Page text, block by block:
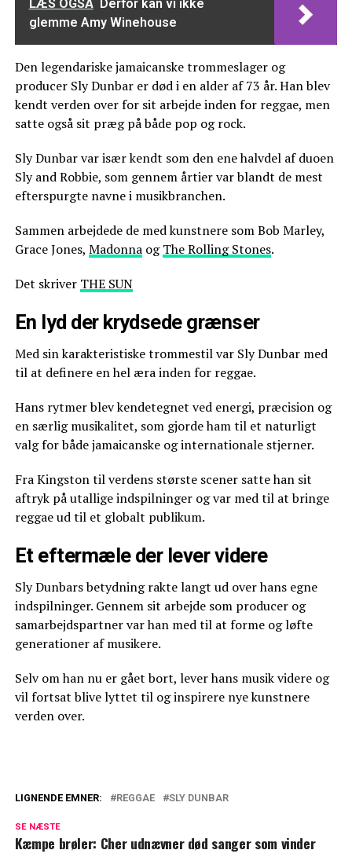
LÆS OGSÅ Derfor kan vi ikke
glemme Amy Winehouse
Den legendariske jamaicanske trommeslager og
producer Sly Dunbar er død i en alder af 73 år. Han blev
kendt verden over for sit arbejde inden for reggae, men
satte også sit præg på både pop og rock.
Sly Dunbar var især kendt som den ene halvdel af duoen
Sly and Robbie, som gennem årtier var blandt de mest
efterspurgte navne i musikbranchen.
Sammen arbejdede de med kunstnere som Bob Marley,
Grace Jones, MadonnaogThe Rolling Stones.
Det skriver THE SUN
En lyd der krydsede grænser
Med sin karakteristiske trommestil var Sly Dunbar med
til at definere en hel æra inden for reggae.
Hans rytmer blev kendetegnet ved energi, præcision og
en særlig musikalitet, som gjorde ham til et naturligt
valg for både jamaicanske og internationale stjerner.
Fra Kingston til verdens største scener satte han sit
aftryk på utallige indspilninger og var med til at bringe
reggae ud til et globalt publikum.
Et eftermæle der lever videre
Sly Dunbars betydning rakte langt ud over hans egne
indspilninger. Gennem sit arbejde som producer og
samarbejdspartner var han med til at forme og løfte
generationer af musikere.
Selv om han nu er gået bort, lever hans musik videre og
vil fortsat blive lyttet til og inspirere nye kunstnere
verden over.
nummer et
LIGNENDE EMNER: REGGAE SLY DUNBAR
SE NÆSTE
Kæmpe brøler: Cher udnævner død sanger som vinder